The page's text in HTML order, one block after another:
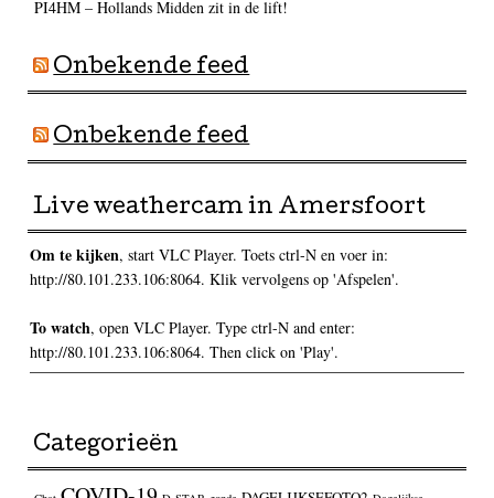
PI4HM – Hollands Midden zit in de lift!
Onbekende feed
Onbekende feed
Live weathercam in Amersfoort
Om te kijken, start VLC Player. Toets ctrl-N en voer in:
http://80.101.233.106:8064. Klik vervolgens op 'Afspelen'.
To watch, open VLC Player. Type ctrl-N and enter:
http://80.101.233.106:8064. Then click on 'Play'.
Categorieën